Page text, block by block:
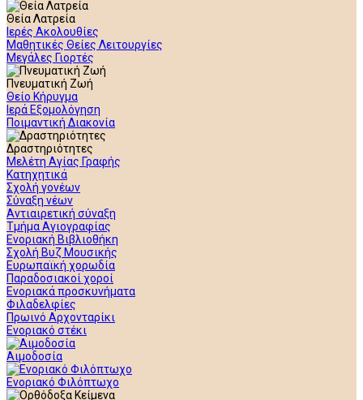
Θεία Λατρεία
Ιερές Ακολουθίες
Μαθητικές Θείες Λειτουργίες
Μεγάλες Γιορτές
Πνευματική Ζωή
Θείο Κήρυγμα
Ιερά Εξομολόγηση
Ποιμαντική Διακονία
Δραστηριότητες
Μελέτη Αγίας Γραφής
Κατηχητικά
Σχολή γονέων
Σύναξη νέων
Αντιαιρετική σύναξη
Τμήμα Αγιογραφίας
Ενοριακή Βιβλιοθήκη
Σχολή Βυζ Μουσικής
Ευρωπαϊκή χορωδία
Παραδοσιακοί χοροί
Ενοριακά προσκυνήματα
Φιλαδελφίες
Πρωινό Αρχονταρίκι
Ενοριακό στέκι
Αιμοδοσία
Ενοριακό Φιλόπτωχο